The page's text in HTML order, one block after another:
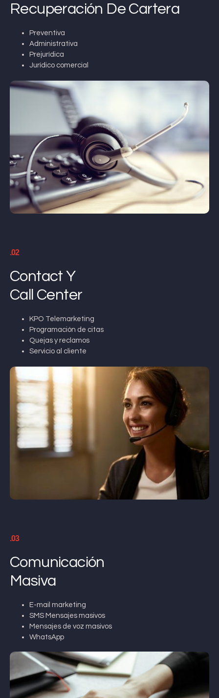
Recuperación De Cartera
Preventiva
Administrativa
Prejurídica
Jurídico comercial
.02
Contact Y
Call Center
KPO Telemarketing
Programación de citas
Quejas y reclamos
Servicio al cliente
.03
Comunicación
Masiva
E-mail marketing
SMS Mensajes masivos
Mensajes de voz masivos
WhatsApp